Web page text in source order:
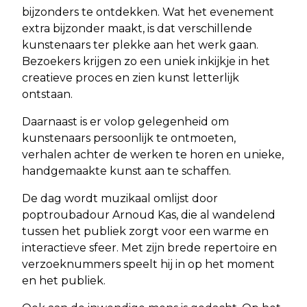
bijzonders te ontdekken. Wat het evenement
extra bijzonder maakt, is dat verschillende
kunstenaars ter plekke aan het werk gaan.
Bezoekers krijgen zo een uniek inkijkje in het
creatieve proces en zien kunst letterlijk
ontstaan.
Daarnaast is er volop gelegenheid om
kunstenaars persoonlijk te ontmoeten,
verhalen achter de werken te horen en unieke,
handgemaakte kunst aan te schaffen.
De dag wordt muzikaal omlijst door
poptroubadour Arnoud Kas, die al wandelend
tussen het publiek zorgt voor een warme en
interactieve sfeer. Met zijn brede repertoire en
verzoeknummers speelt hij in op het moment
en het publiek.